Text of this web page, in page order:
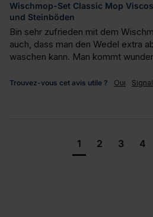
Wischmop-Set Classic Mop
und Steinböden
Bin sehr zufrieden mit dem
auch, dass man den Wedel extra
waschen kann. Man kommt
Trouvez-vous cet avis utile ? Oui
1 2 3 4